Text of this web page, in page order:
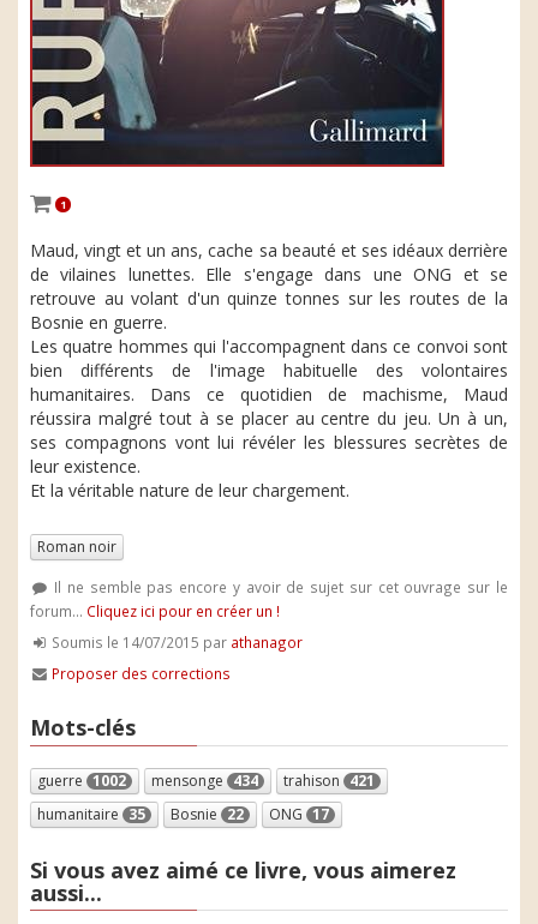
1
Maud, vingt et un ans, cache sa beauté et ses idéaux derrière
de vilaines lunettes. Elle s'engage dans une ONG et se
retrouve au volant d'un quinze tonnes sur les routes de la
Bosnie en guerre.
Les quatre hommes qui l'accompagnent dans ce convoi sont
bien différents de l'image habituelle des volontaires
humanitaires. Dans ce quotidien de machisme, Maud
réussira malgré tout à se placer au centre du jeu. Un à un,
ses compagnons vont lui révéler les blessures secrètes de
leur existence.
Et la véritable nature de leur chargement.
Roman noir
Il ne semble pas encore y avoir de sujet sur cet ouvrage sur le
forum... Cliquez ici pour en créer un !
Soumis le 14/07/2015 par athanagor
Proposer des corrections
Mots-clés
guerre 1002 mensonge 434 trahison 421
humanitaire 35 Bosnie 22 ONG 17
Si vous avez aimé ce livre, vous aimerez
aussi...